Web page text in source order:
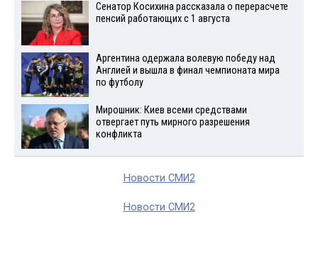
Сенатор Косихина рассказала о перерасчете
пенсий работающих с 1 августа
Аргентина одержала волевую победу над
Англией и вышла в финал чемпионата мира
по футболу
Мирошник: Киев всеми средствами
отвергает путь мирного разрешения
конфликта
Новости СМИ2
Новости СМИ2